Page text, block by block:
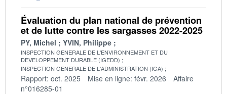
Évaluation du plan national de prévention
et de lutte contre les sargasses 2022-2025
PY, Michel YVIN, Philippe
INSPECTION GENERALE DE L'ENVIRONNEMENT ET DU
DEVELOPPEMENT DURABLE (IGEDD)
INSPECTION GENERALE DE L'ADMINISTRATION (IGA)
Rapport: oct. 2025 Mise en ligne: févr. 2026
Affaire
n°016285-01